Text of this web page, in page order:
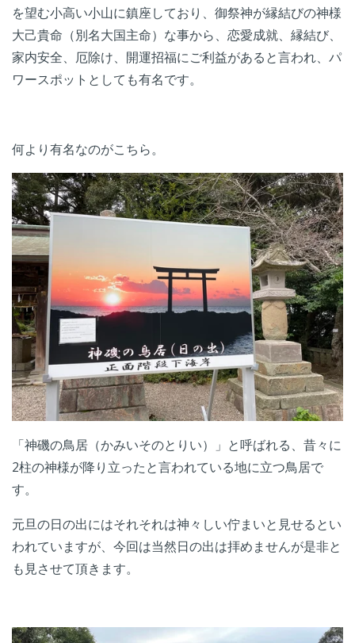
を望む小高い小山に鎮座しており、御祭神が縁結びの神様
大己貴命（別名大国主命）な事から、恋愛成就、縁結び、
家内安全、厄除け、開運招福にご利益があると言われ、パ
ワースポットとしても有名です。
何より有名なのがこちら。
「神磯の鳥居（かみいそのとりい）」と呼ばれる、昔々に
2柱の神様が降り立ったと言われている地に立つ鳥居で
す。
元旦の日の出にはそれそれは神々しい佇まいと見せるとい
われていますが、今回は当然日の出は拝めませんが是非と
も見させて頂きます。